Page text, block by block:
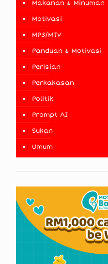
Makanan & Minuman
Motivasi
MP3/MTV
Panduan & Motivasi
Perisian
Perkakasan
Politik
Prompt AI
Sukan
Umum